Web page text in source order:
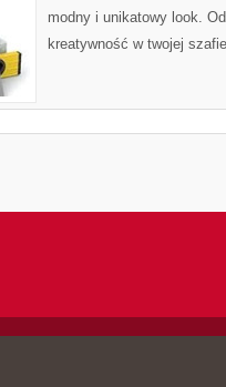
modny i unikatowy look.
kreatywność w twojej